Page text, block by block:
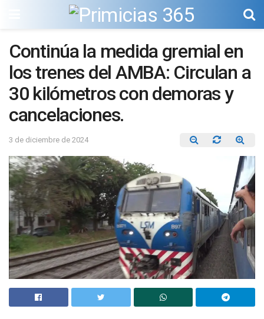
Continúa la medida gremial en
los trenes del AMBA: Circulan a
30 kilómetros con demoras y
cancelaciones.
3 de diciembre de 2024